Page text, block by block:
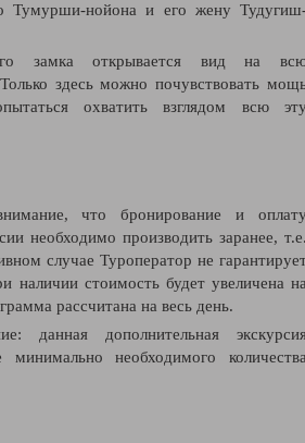
Тумурши-нойона и его жену
замка открывается вид на
здесь можнопочувствовать
охватить взглядом всю
что бронирование и
необходимо производить заранее,
случае Туроператор не
наличии стоимость будет увеличена
рассчитана на весь день.
данная дополнительная
минимально необходимого